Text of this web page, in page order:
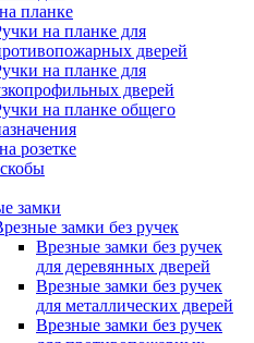
планке
на планке для
дверей
на планке для
дверей
на планке общего
розетке
замки
замки без ручек
Врезные замки без ручек
для деревянных дверей
Врезные замки без ручек
для металлических дверей
Врезные замки без ручек